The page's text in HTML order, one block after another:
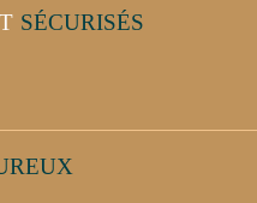
SÉCURISÉS